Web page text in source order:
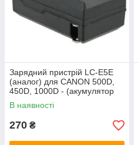
Зарядний пристрій LC-E5E
(аналог) для CANON 500D,
450D, 1000D - (акумулятор
LP-E5)
В наявності
270 ₴